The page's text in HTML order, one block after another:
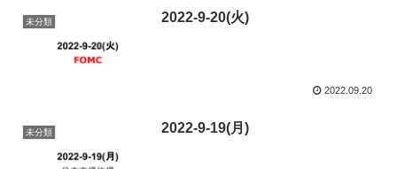
未分類 2022-9-20(火)
2022.09.20
未分類 2022-9-19(月)